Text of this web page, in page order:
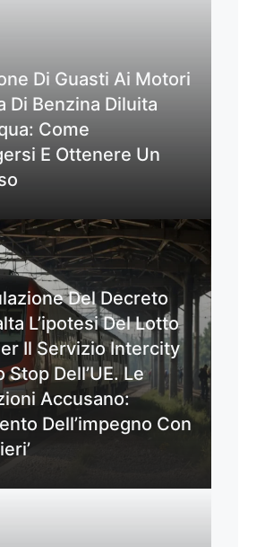
Di Guasti Ai Motori
Di Benzina Diluita
Come
E Ottenere Un
Del Decreto
L’ipotesi Del Lotto
Il Servizio Intercity
Stop Dell’UE. Le
Accusano:
Dell’impegno Con